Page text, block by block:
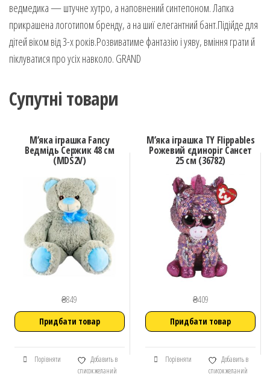
ведмедика — штучне хутро, а наповнений синтепоном. Лапка
прикрашена логотипом бренду, а на шиї елегантний бант.Підійде для
дітей віком від 3-х років.Розвиватиме фантазію і уяву, вміння грати й
піклуватися про усіх навколо. GRAND
Супутні товари
М’яка іграшка Fancy
Ведмідь Сержик 48 см
(MDS2V)
₴849
Придбати товар
Порівняти
Добавить в
список желаний
М’яка іграшка TY Flippables
Рожевий єдиноріг Сансет
25 см (36782)
₴409
Придбати товар
Порівняти
Добавить в
список желаний